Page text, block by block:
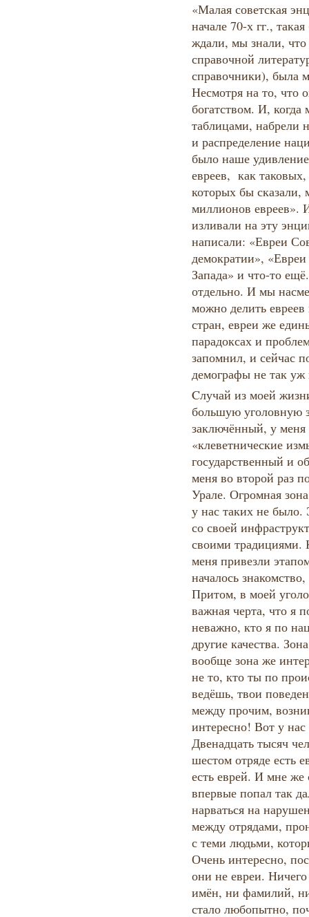
«Малая советская
начале 70-х гг.,
ждали, мы знали,
справочной
справочники), была
Несмотря на то, что
богатством. И, когда
таблицами, набрели
и распределение
было наше
евреев, как
которых бы сказали,
миллионов евреев».
изливали на эту
написали: «Евреи
демократии»,
Запада» и что-то
отдельно. И мы
можно делить евреев
стран, евреи же
парадоксах и
запомнил, и сейчас
демографы не так
Cлучай из моей
большую уголовную
заключённый, у меня
«клеветнические
государственный и
меня во второй раз
Урале. Огромная
у нас таких не
со своей
своими традициями.
меня привезли
началось
Притом, в моей
важная черта, что я
неважно, кто я по
другие качества.
вообще зона же
не то, кто ты по
ведёшь, твои
между прочим,
интересно! Вот у
Двенадцать тысяч
шестом отряде есть
есть еврей. И мне же
впервые попал так
нарваться на
между отрядами,
с теми людьми,
Очень интересно,
они не евреи.
имён, ни фамилий,
стало любопытно,